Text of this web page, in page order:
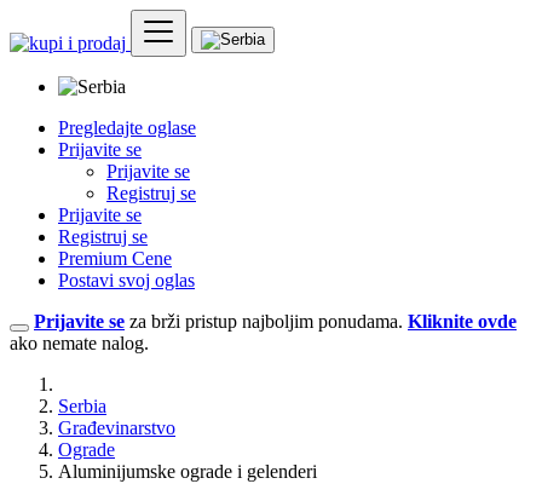
Pregledajte oglase
Prijavite se
Prijavite se
Registruj se
Prijavite se
Registruj se
Premium Cene
Postavi svoj oglas
Prijavite se za brži pristup najboljim ponudama. Kliknite ovde
ako nemate nalog.
Serbia
Građevinarstvo
Ograde
Aluminijumske ograde i gelenderi